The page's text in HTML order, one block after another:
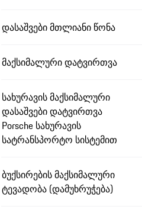
დასაშვები მთლიანი წონა
მაქსიმალური დატვირთვა
სახურავის მაქსიმალური
დასაშვები დატვირთვა
Porsche სახურავის
სატრანსპორტო სისტემით
ბუქსირების მაქსიმალური
ტევადობა (დამუხრუჭება)